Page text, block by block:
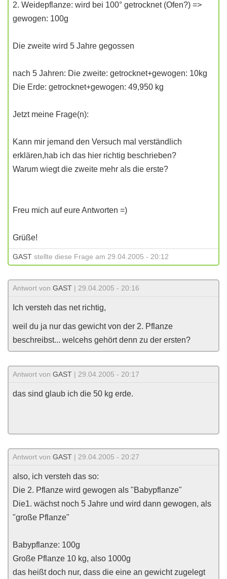
2. Weidepflanze: wird bei 100° getrocknet (Ofen?) =>
gewogen: 100g
Die zweite wird 5 Jahre gegossen
nach 5 Jahren: Die zweite: getrocknet+gewogen: 10kg
Die Erde: getrocknet+gewogen: 49,950 kg
Jetzt meine Frage(n):
Kann mir jemand den Versuch mal verständlich
erklären,hab ich das hier richtig beschrieben?
Warum wiegt die zweite mehr als die erste?
Freu mich auf eure Antworten =)
Grüße!
GAST stellte diese Frage am 29.04.2005 - 20:12
Antwort von GAST | 29.04.2005 - 20:16
Ich versteh das net richtig,
weil du ja nur das gewicht von der 2. Pflanze
beschreibst... welcehs gehört denn zu der ersten?
Antwort von GAST | 29.04.2005 - 20:17
das sind glaub ich die 50 kg erde.
Antwort von GAST | 29.04.2005 - 20:27
also, ich versteh das so:
Die 2. Pflanze wird gewogen als "Babypflanze"
Die1. wächst noch 5 Jahre und wird dann gewogen, als
"große Pflanze"
Babypflanze: 100g
Große Pflanze 10 kg, also 1000g
das heißt doch nur, dass die eine an gewicht zugelegt